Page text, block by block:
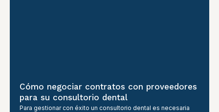
Cómo negociar contratos con proveedores
para su consultorio dental
Para gestionar con éxito un consultorio dental es necesaria